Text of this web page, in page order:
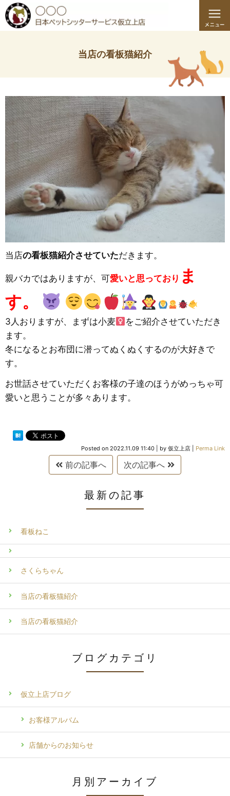
当店の看板猫紹介
当店の看板猫紹介させていただきます。
親バカではありますが、可愛いと思っており ま
す。
3人おりますが、まずは小麦
をご紹介させていただき
ます。
冬になるとお布団に潜ってぬくぬくするのが大好きで
す。
お世話させていただくお客様の子達のほうがめっちゃ可
愛いと思うことが多々あります。
Posted on 2022.11.09 11:40 by 仮立上店 Perma Link
前の記事へ 次の記事へ
最新の記事
看板ねこ
さくらちゃん
当店の看板猫紹介
当店の看板猫紹介
ブログカテゴリ
仮立上店ブログ
お客様アルバム
店舗からのお知らせ
月別アーカイブ